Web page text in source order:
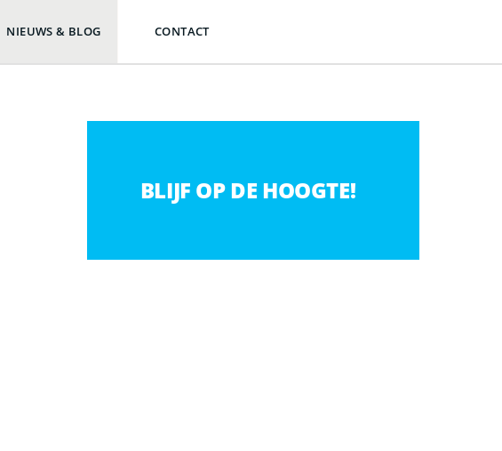
NIEUWS & BLOG CONTACT
BLIJF OP DE HOOGTE!